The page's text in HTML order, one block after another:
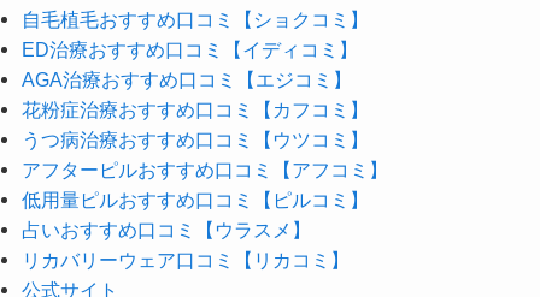
自毛植毛おすすめ口コミ【ショクコミ】
ED治療おすすめ口コミ【イディコミ】
AGA治療おすすめ口コミ【エジコミ】
花粉症治療おすすめ口コミ【カフコミ】
うつ病治療おすすめ口コミ【ウツコミ】
アフターピルおすすめ口コミ【アフコミ】
低用量ピルおすすめ口コミ【ピルコミ】
占いおすすめ口コミ【ウラスメ】
リカバリーウェア口コミ【リカコミ】
公式サイト